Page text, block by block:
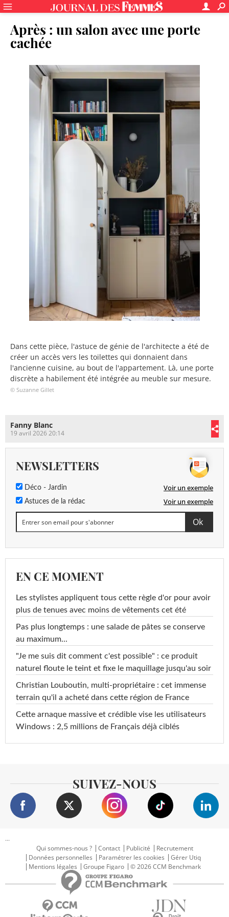
Après : un salon avec une porte
cachée
Dans cette pièce, l'astuce de génie de l'architecte a été de
créer un accès vers les toilettes qui donnaient dans
l'ancienne cuisine, au bout de l'appartement. Là, une porte
discrète a habilement été intégrée au meuble sur mesure.
© Suzanne Gillet
Fanny Blanc
19 avril 2026 20:14
NEWSLETTERS
Déco - Jardin Voir un exemple
Astuces de la rédac Voir un exemple
EN CE MOMENT
Les stylistes appliquent tous cette règle d'or pour avoir
plus de tenues avec moins de vêtements cet été
Pas plus longtemps : une salade de pâtes se conserve
au maximum...
"Je me suis dit comment c'est possible" : ce produit
naturel floute le teint et fixe le maquillage jusqu'au soir
Christian Louboutin, multi-propriétaire : cet immense
terrain qu'il a acheté dans cette région de France
Cette arnaque massive et crédible vise les utilisateurs
Windows : 2,5 millions de Français déjà ciblés
SUIVEZ-NOUS
...
Qui sommes-nous ?
Contact Publicité
Recrutement
Données personnelles
Paramétrer les cookies
Gérer Utiq
Mentions légales
Groupe Figaro © 2026 CCM Benchmark